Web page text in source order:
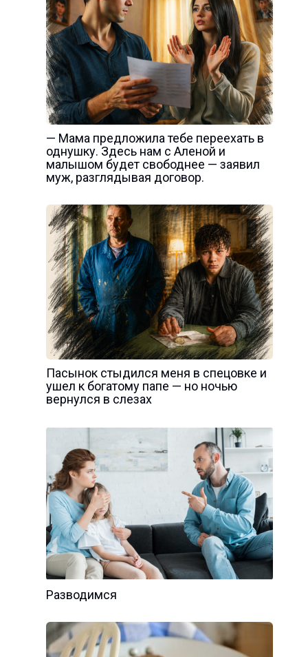
— Мама предложила тебе переехать в
однушку. Здесь нам с Аленой и
малышом будет свободнее — заявил
муж, разглядывая договор.
Пасынок стыдился меня в спецовке и
ушел к богатому папе — но ночью
вернулся в слезах
Разводимся